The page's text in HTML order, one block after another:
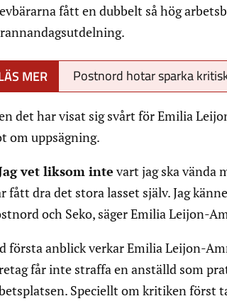
fått en dubbelt så hög
Postnord hotar sparka
det har visat sig svårt för Emilia
om uppsägning.
vet liksom inte vart jag ska vända
fått dra det stora lasset själv. Jag
och Seko, säger Emilia Leijon-
första anblick verkar Emilia Leijon-
får inte straffa en anställd som
Speciellt om kritiken först